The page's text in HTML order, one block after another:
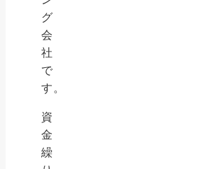
グ
会
社
で
す。
資
金
繰